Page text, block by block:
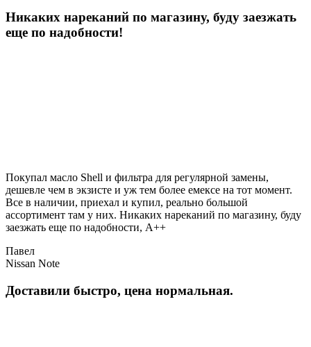
Никаких нареканий по магазину, буду заезжать
еще по надобности!
Покупал масло Shell и фильтра для регулярной замены,
дешевле чем в экзисте и уж тем более емексе на тот момент.
Все в наличии, приехал и купил, реально большой
ассортимент там у них. Никаких нареканий по магазину, буду
заезжать еще по надобности, A++
Павел
Nissan Note
Доставили быстро, цена нормальная.